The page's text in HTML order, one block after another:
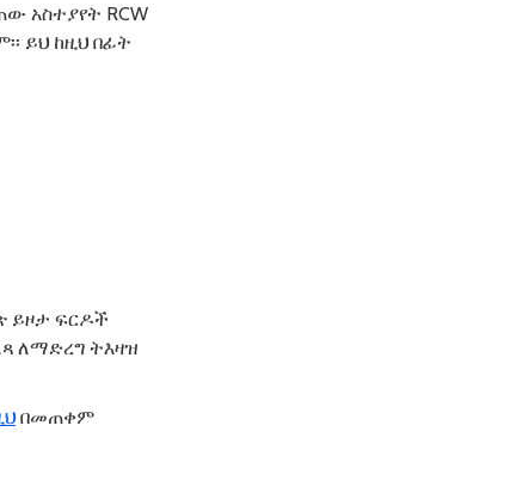
አስተያየት RCW
ይህ ከዚህ በፊት
ይዞታ ፍርዶች
ለማድረግ ትእዛዝ
በመጠቀም